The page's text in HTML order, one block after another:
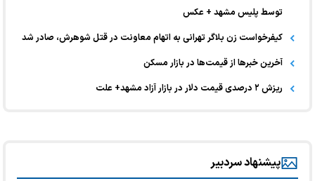
توسط پلیس مشهد + عکس
کیفرخواست زن بلاگر تهرانی به اتهام معاونت در قتل شوهرش، صادر شد
آخرین خبر‌ها از قیمت‌ها در بازار مسکن
ریزش ۲ درصدی قیمت دلار در بازار آزاد مشهد+ علت
پیشنهاد سردبیر